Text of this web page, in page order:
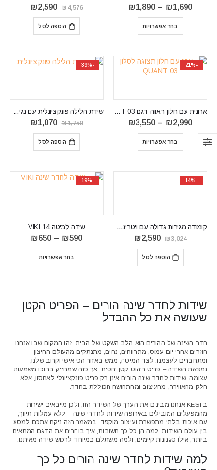
₪1,690
–
₪1,890
בחר אפשרויות
₪4,576
המחיר
המקורי
היה:
₪4,576.
₪2,590
הוספה לסל
-21%
ארונית עם חלון ראווה דגם QUANT 03
₪2,990
–
₪3,550
בחר אפשרויות
-39%
שידת הלילה פונקציונלית עם נגיעת אלגנטיות DANTE22
₪1,750
המחיר
המקורי
היה:
₪1,750.
₪1,070
הוספה לסל
-14%
קומודה מגירות גדולה עם ויטרינה ומדפים סגורים ARON SB
₪3,024
המחיר
המקורי
היה:
₪3,024.
₪2,590
הוספה לסל
-19%
שידה למיטה VIKI 14
₪590
–
₪650
בחר אפשרויות
שידות לחדר שינה הורים – הפריט הקטן
שעושה את כל ההבדל
חדר השינה של ההורים הוא הלב השקט של הבית. זהו המקום שבו אנחנו
חוזרים אחרי יום עמוס, מתרווחים, נחים, מתנתקים מהעולם החיצון
ומתחברים לעצמנו. לצד המיטה, ממש באזור הכי אישי וקרוב שלנו,
נמצאת השידה – פריט ריהוט קטן יחסית, אך כזה שמחזיק בתוכו משמעות
עצומה. שידות לחדר שינה הורים אינן רק פריט פונקציונלי לאחסון, אלא
חלק מהאווירה, מהעיצוב ומהתחושה הכוללת בחדר.
ב KESI אנחנו מבינים את הערך של השידה הזו, ולכן מייבאים ישירות
מהמפעלים המובילים באירופה שידות לחדרי שינה – ללא עמלות תיווך,
עם איכות בלתי מתפשרת ועיצוב מוקפד. במאמר הזה ניקח אתכם למסע
בין עולם השידות: למה הן כל כך חשובות, איך בוחרים את הדגם המתאים
ביותר, אילו סגנונות קיימים, ולמה משתלם במיוחד לרכוש שידה מאיתנו.
למה שידות לחדר שינה הורים כל כך